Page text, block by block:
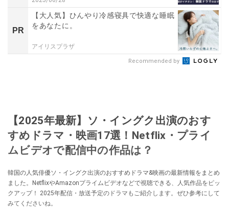
PR
【大人気】ひんやり冷感寝具で快適な睡眠
をあなたに。
アイリスプラザ
Recommended by
【2025年最新】ソ・イングク出演のおす
すめドラマ・映画17選！Netflix・プライ
ムビデオで配信中の作品は？
韓国の人気俳優ソ・イングク出演のおすすめドラマ&映画の最新情報をまとめ
ました。NetflixやAmazonプライムビデオなどで視聴できる、人気作品をピッ
クアップ！ 2025年配信・放送予定のドラマもご紹介します。ぜひ参考にして
みてくださいね。